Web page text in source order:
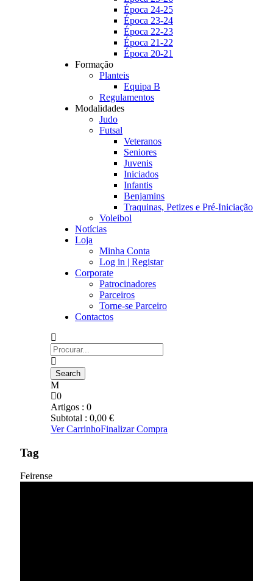
Época 24-25
Época 23-24
Época 22-23
Época 21-22
Época 20-21
Formação
Planteis
Equipa B
Regulamentos
Modalidades
Judo
Futsal
Veteranos
Seniores
Juvenis
Iniciados
Infantis
Benjamins
Traquinas, Petizes e Pré-Iniciação
Voleibol
Notícias
Loja
Minha Conta
Log in | Registar
Corporate
Patrocinadores
Parceiros
Torne-se Parceiro
Contactos
0
Artigos : 0
Subtotal : 0,00 €
Ver CarrinhoFinalizar Compra
Tag
Feirense